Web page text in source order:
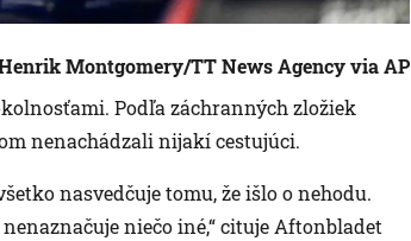
Montgomery/TT News Agency via AP
Podľa záchranných zložiek
nenachádzali nijakí cestujúci.
nasvedčuje tomu, že išlo o nehodu.
nenaznačuje niečo iné,“ cituje Aftonbladet